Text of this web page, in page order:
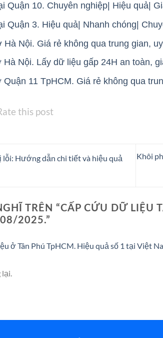
Quận 10. Chuyên nghiệp| Hiệu quả|
Quận 3. Hiệu quả| Nhanh chóng|
Nội. Giá rẻ không qua trung gian,
Nội. Lấy dữ liệu gấp 24H an toàn,
11 TpHCM. Giá rẻ không qua
this post
lỗi: Hướng dẫn chi tiết và hiệu quả
Khôi
TRÊN “CẤP CỨU DỮ LIỆU
2025.”
ở Tân Phú TpHCM. Hiệu quả số 1 tại Việt
lại.